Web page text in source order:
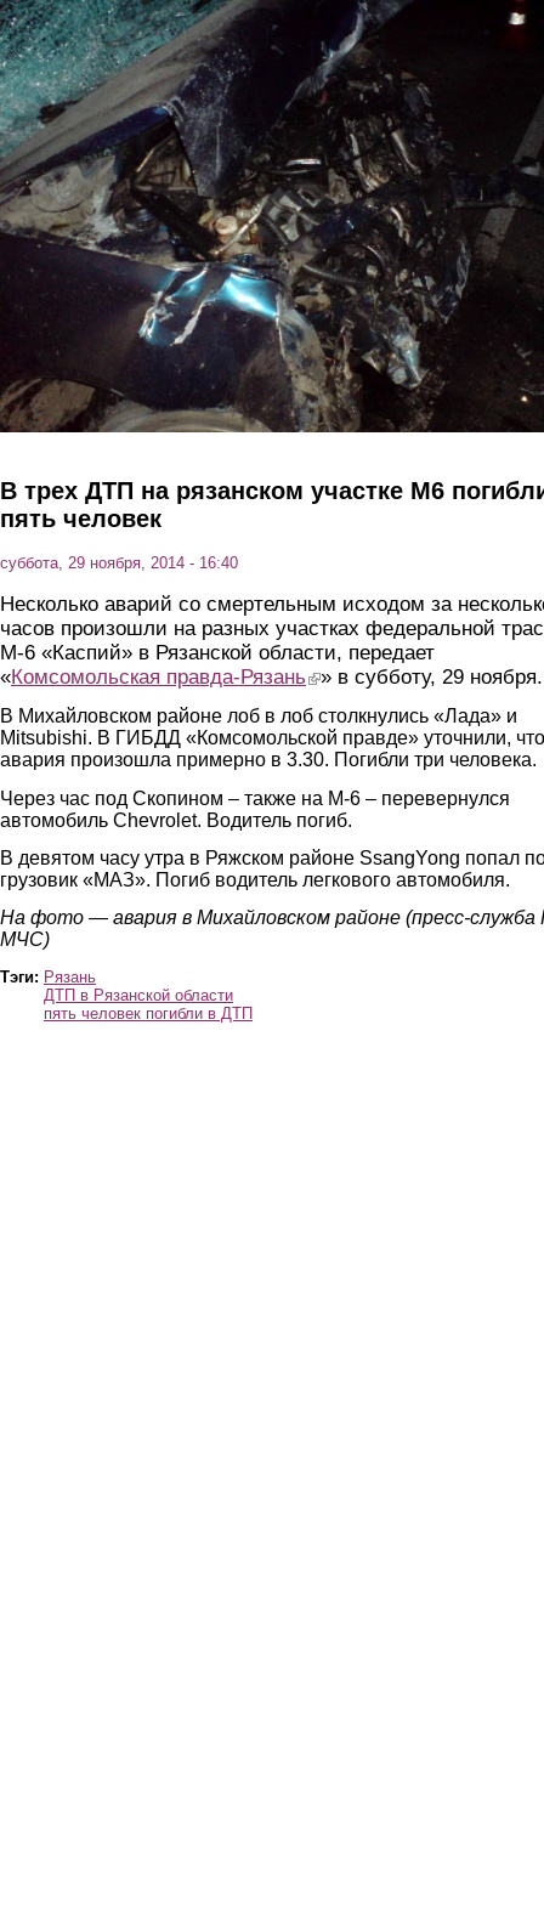
Перейти к основному содержанию
В трех ДТП на рязанском участке М6
пять человек
суббота, 29 ноября, 2014 - 16:40
Несколько аварий со смертельным исходом за
часов произошли на разных участках федеральной
М-6 «Каспий» в Рязанской области, передает
«Комсомольская правда-Рязань (link is external)
» в субботу, 29 ноября.
В Михайловском районе лоб в лоб столкнулись «Лада» и
Mitsubishi. В ГИБДД «Комсомольской правде» уточнили, что
авария произошла примерно в 3.30. Погибли три человека.
Через час под Скопином – также на М-6 – перевернулся
автомобиль Chevrolet. Водитель погиб.
В девятом часу утра в Ряжском районе SsangYong попал
грузовик «МАЗ». Погиб водитель легкового автомобиля.
На фото — авария в Михайловском районе (пресс-служба
МЧС)
Тэги: Рязань
ДТП в Рязанской области
пять человек погибли в ДТП